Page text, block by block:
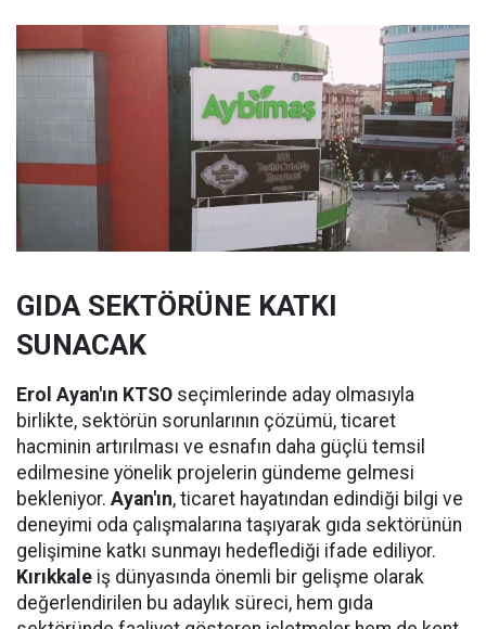
GIDA SEKTÖRÜNE KATKI
SUNACAK
Erol Ayan'ın KTSO seçimlerinde aday olmasıyla
birlikte, sektörün sorunlarının çözümü, ticaret
hacminin artırılması ve esnafın daha güçlü temsil
edilmesine yönelik projelerin gündeme gelmesi
bekleniyor. Ayan'ın, ticaret hayatından edindiği bilgi ve
deneyimi oda çalışmalarına taşıyarak gıda sektörünün
gelişimine katkı sunmayı hedeflediği ifade ediliyor.
Kırıkkale iş dünyasında önemli bir gelişme olarak
değerlendirilen bu adaylık süreci, hem gıda